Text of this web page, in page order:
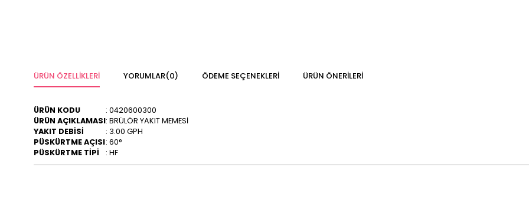
ÜRÜN ÖZELLIKLERI YORUMLAR(0) ÖDEME SEÇENEKLERI ÜRÜN ÖNERILERI
ÜRÜN KODU
: 0420600300
ÜRÜN AÇIKLAMASI: BRÜLÖR YAKIT MEMESİ
YAKIT DEBİSİ
: 3.00 GPH
PÜSKÜRTME AÇISI: 60°
PÜSKÜRTME TİPİ
: HF